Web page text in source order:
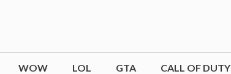
WOW LOL GTA CALL OF DUTY